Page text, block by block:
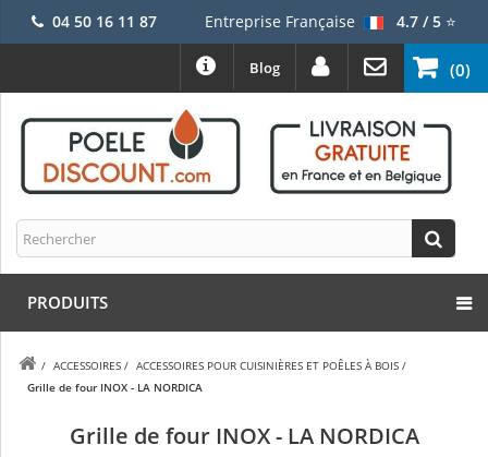
04 50 16 11 87 Entreprise Française 4.7 / 5⭐
(0)
Blog
PRODUITS
/ ACCESSOIRES / ACCESSOIRES POUR CUISINIÈRES ET POÊLES À BOIS /
Grille de four INOX - LA NORDICA
Grille de four INOX - LA NORDICA